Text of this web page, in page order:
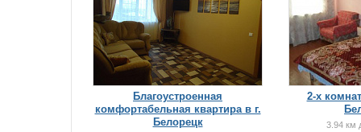
Благоустроенная
комфортабельная квартира в г.
Белорецк
2-х
3.94 км